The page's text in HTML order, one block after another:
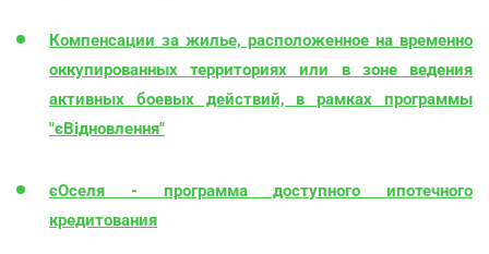
Компенсации за жилье, расположенное на временно
оккупированных территориях или в зоне ведения
активных боевых действий, в рамках программы
"єВідновлення"
єОселя - программа доступного ипотечного
кредитования